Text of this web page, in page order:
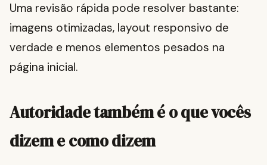
Uma revisão rápida pode resolver bastante:
imagens otimizadas, layout responsivo de
verdade e menos elementos pesados na
página inicial.
Autoridade também é o que vocês
dizem e como dizem